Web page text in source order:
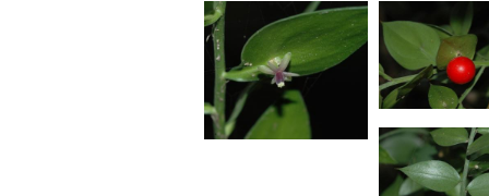
galzeran 1
copia.jpg
galzeran
galzeran